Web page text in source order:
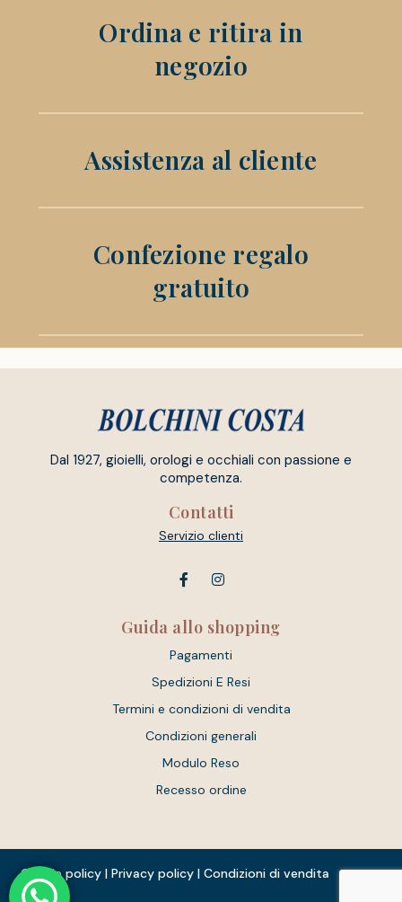
Ordina e ritira in
negozio
Assistenza al cliente
Confezione regalo
gratuito
Dal 1927, gioielli, orologi e occhiali con passione e
competenza.
Contatti
Servizio clienti
Guida allo shopping
Pagamenti
Spedizioni E Resi
Termini e condizioni di vendita
Condizioni generali
Modulo Reso
Recesso ordine
Cookie policy |Privacy policy |Condizioni di vendita